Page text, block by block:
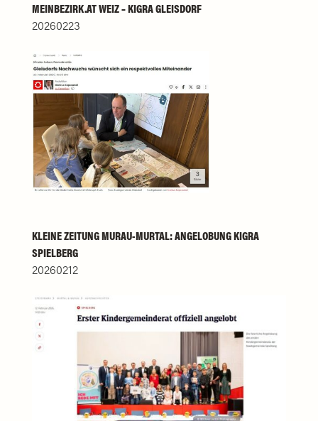
MEINBEZIRK.AT WEIZ – KIGRA GLEISDORF
20260223
KLEINE ZEITUNG MURAU-MURTAL: ANGELOBUNG KIGRA
SPIELBERG
20260212